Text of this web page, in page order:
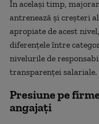
În același timp,
antrenează și creșteri
apropiate de acest
diferențele între
nivelurile de
transparenței salariale.
Presiune pe
angajați